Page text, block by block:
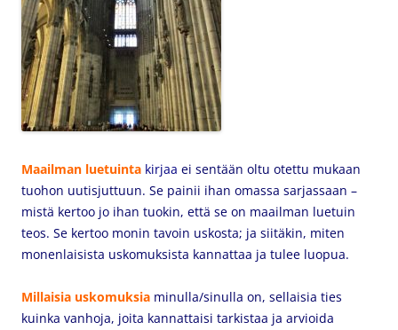
Maailman luetuinta kirjaa ei sentään oltu otettu mukaan
tuohon uutisjuttuun. Se painii ihan omassa sarjassaan –
mistä kertoo jo ihan tuokin, että se on maailman luetuin
teos. Se kertoo monin tavoin uskosta; ja siitäkin, miten
monenlaisista uskomuksista kannattaa ja tulee luopua.
Millaisia uskomuksia minulla/sinulla on, sellaisia ties
kuinka vanhoja, joita kannattaisi tarkistaa ja arvioida